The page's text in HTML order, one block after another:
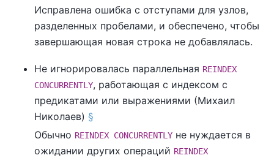
Исправлена ошибка с отступами для узлов,
разделенных пробелами, и обеспечено, чтобы
завершающая новая строка не добавлялась.
Не игнорировалась параллельная REINDEX
CONCURRENTLY, работающая с индексом с
предикатами или выражениями (Михаил
Николаев) §
Обычно REINDEX CONCURRENTLY не нуждается в
ожидании других операций REINDEX